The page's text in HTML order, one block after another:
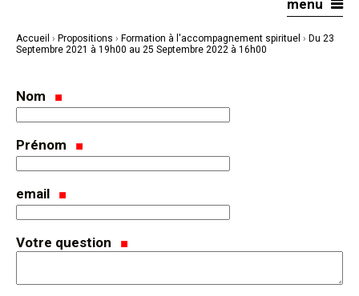
menu
Accueil › Propositions › Formation à l'accompagnement spirituel › Du 23
Septembre 2021 à 19h00 au 25 Septembre 2022 à 16h00
Nom
Prénom
email
Votre question